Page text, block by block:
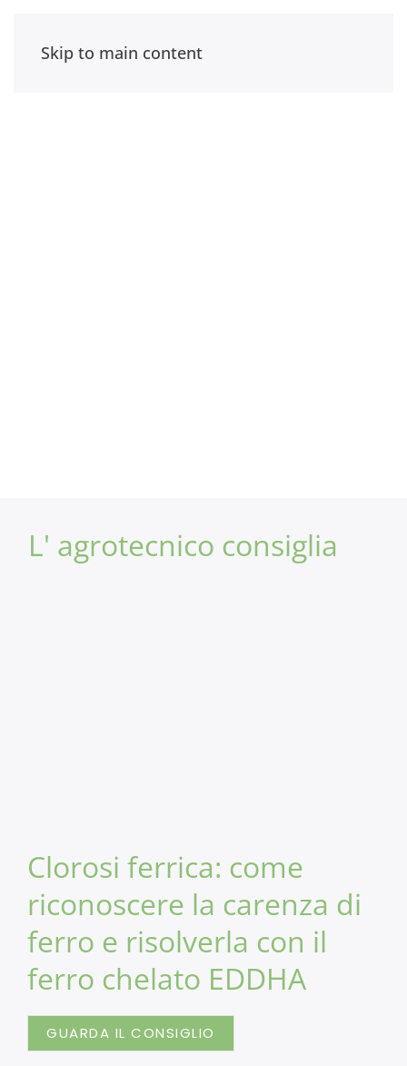
Skip to main content
L' agrotecnico consiglia
Clorosi ferrica: come
riconoscere la carenza di
ferro e risolverla con il
ferro chelato EDDHA
GUARDA IL CONSIGLIO